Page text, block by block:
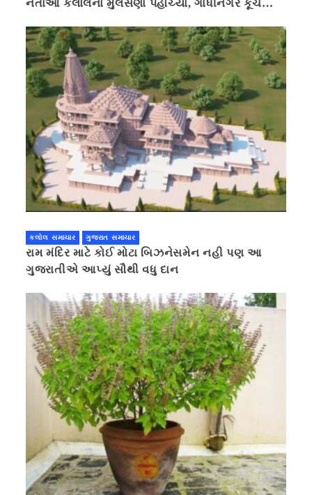
નેતાઓ કલોલનાં મુલસણા પહોંચ્યા, ગાંધીનગર કૂચ
કલોલ સમાચાર ગુજરાત સમાચાર
રામ મંદિર માટે કોઈ મોટા બિઝનેસમેન નહી પણ આ
ગુજરાતીએ આપ્યું સૌથી વધુ દાન